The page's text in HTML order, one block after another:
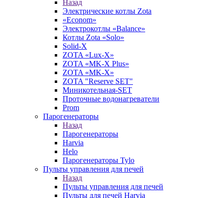
Назад
Электрические котлы Zota
«Econom»
Электрокотлы «Balance»
Котлы Zota «Solo»
Solid-X
ZOTA «Lux-X»
ZOTA «MK-X Plus»
ZOTA «MK-X»
ZOTA "Reserve SET"
Миникотельная-SET
Проточные водонагреватели
Prom
Парогенераторы
Назад
Парогенераторы
Harvia
Helo
Парогенераторы Tylo
Пульты управления для печей
Назад
Пульты управления для печей
Пульты для печей Harvia